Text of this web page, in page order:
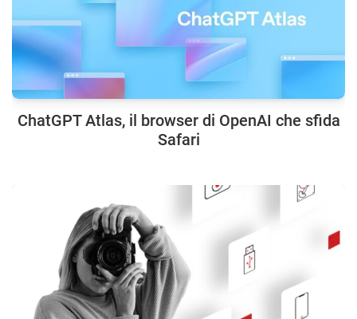
ChatGPT Atlas, il browser di OpenAI che sfida
Safari